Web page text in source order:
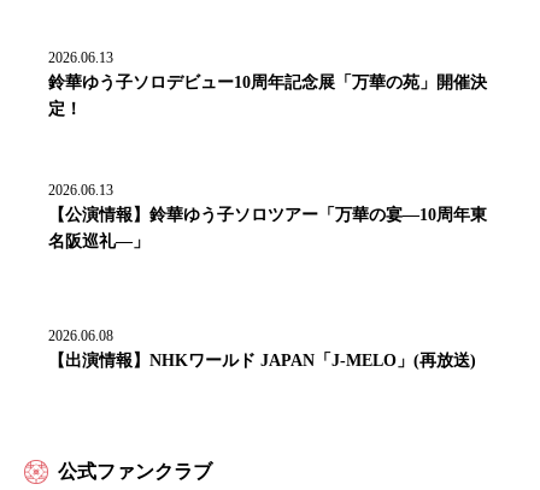
2026.06.13
鈴華ゆう子ソロデビュー10周年記念展「万華の苑」開催決
定！
2026.06.13
【公演情報】鈴華ゆう子ソロツアー「万華の宴―10周年東
名阪巡礼―」
2026.06.08
【出演情報】NHKワールド JAPAN「J-MELO」(再放送)
公式ファンクラブ